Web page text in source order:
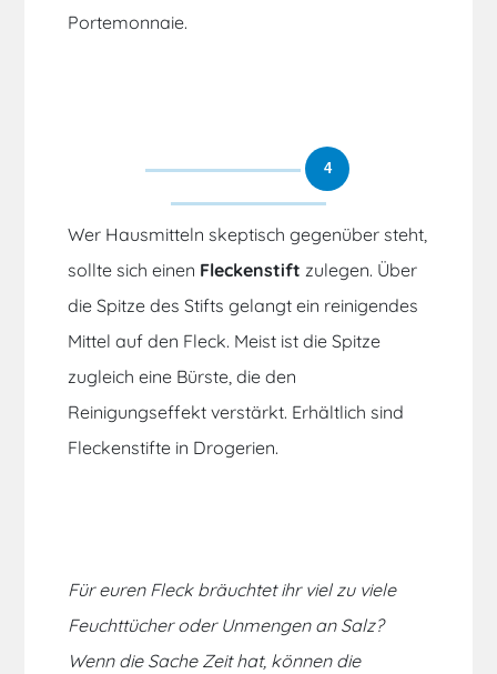
Portemonnaie.
4
Wer Hausmitteln skeptisch gegenüber steht,
sollte sich einen Fleckenstift zulegen. Über
die Spitze des Stifts gelangt ein reinigendes
Mittel auf den Fleck. Meist ist die Spitze
zugleich eine Bürste, die den
Reinigungseffekt verstärkt. Erhältlich sind
Fleckenstifte in Drogerien.
Für euren Fleck bräuchtet ihr viel zu viele
Feuchttücher oder Unmengen an Salz?
Wenn die Sache Zeit hat, können die